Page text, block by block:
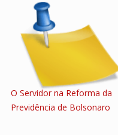
O Servidor na Reforma da
Previdência de Bolsonaro